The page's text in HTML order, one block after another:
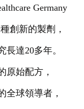
Germany
創新的製劑，
達20多年。
原始配方，
全球領導者，